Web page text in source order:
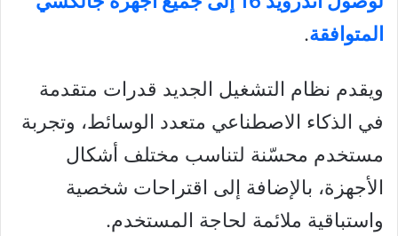
المتوافقة.
ويقدم نظام التشغيل الجديد قدرات متقدمة
في الذكاء الاصطناعي متعدد الوسائط، وتجربة
مستخدم محسّنة لتناسب مختلف أشكال
الأجهزة، بالإضافة إلى اقتراحات شخصية
واستباقية ملائمة لحاجة المستخدم.